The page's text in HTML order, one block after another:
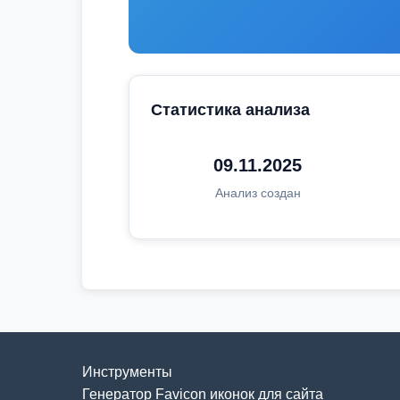
Статистика анализа
09.11.2025
Анализ создан
Инструменты
Генератор Favicon иконок для сайта